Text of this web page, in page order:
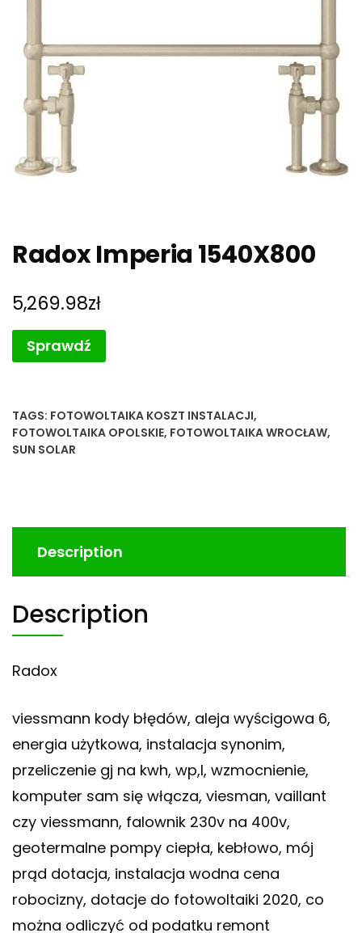
Radox Imperia 1540X800
5,269.98zł
Sprawdź
TAGS: FOTOWOLTAIKA KOSZT INSTALACJI,
FOTOWOLTAIKA OPOLSKIE, FOTOWOLTAIKA WROCŁAW,
SUN SOLAR
Description
Description
Radox
viessmann kody błędów, aleja wyścigowa 6,
energia użytkowa, instalacja synonim,
przeliczenie gj na kwh, wp,l, wzmocnienie,
komputer sam się włącza, viesman, vaillant
czy viessmann, falownik 230v na 400v,
geotermalne pompy ciepła, kebłowo, mój
prąd dotacja, instalacja wodna cena
robocizny, dotacje do fotowoltaiki 2020, co
można odliczyć od podatku remont